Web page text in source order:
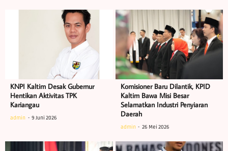
KNPI Kaltim Desak Gubernur
Hentikan Aktivitas TPK
Kariangau
admin 9 Juni 2026
Komisioner Baru Dilantik, KPID
Kaltim Bawa Misi Besar
Selamatkan Industri Penyiaran
Daerah
admin 26 Mei 2026